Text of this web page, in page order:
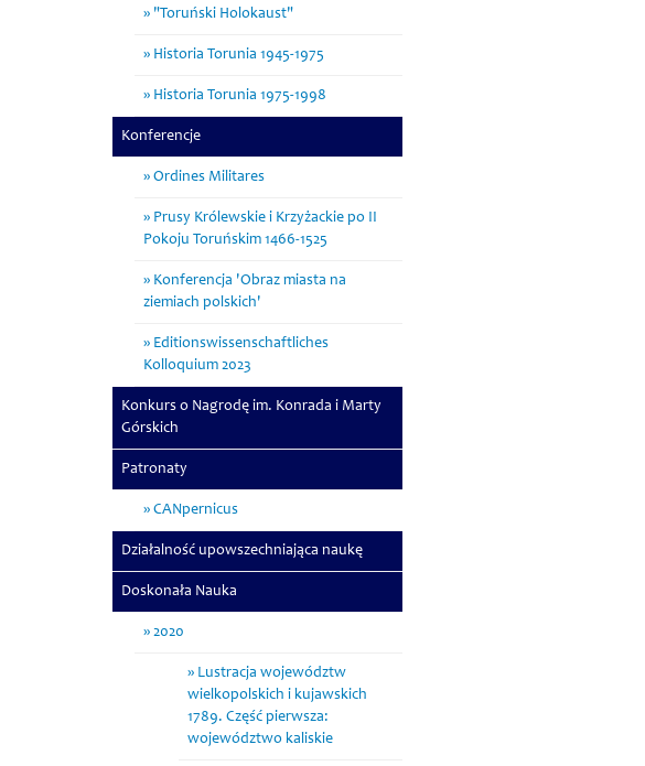
"Toruński Holokaust"
Historia Torunia 1945-1975
Historia Torunia 1975-1998
Konferencje
Ordines Militares
Prusy Królewskie i Krzyżackie po II
Pokoju Toruńskim 1466-1525
Konferencja 'Obraz miasta na
ziemiach polskich'
Editionswissenschaftliches
Kolloquium 2023
Konkurs o Nagrodę im. Konrada i Marty
Górskich
Patronaty
CANpernicus
Działalność upowszechniająca naukę
Doskonała Nauka
2020
Lustracja województw
wielkopolskich i kujawskich
1789. Część pierwsza:
województwo kaliskie